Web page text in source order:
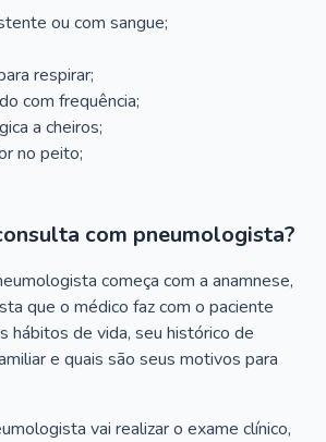
ou com sangue;
respirar;
com frequência;
a cheiros;
no peito;
com pneumologista?
começa com a anamnese,
que o médico faz com o paciente
hábitos de vida, seu histórico de
e quais são seus motivos para
vai realizar o exame clínico,